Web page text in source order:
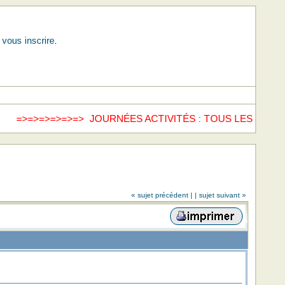
vous inscrire.
=>=>=>=>=>=> JOURNÉES ACTIVITÉS : TOUS LES
« sujet précédent | | sujet suivant »